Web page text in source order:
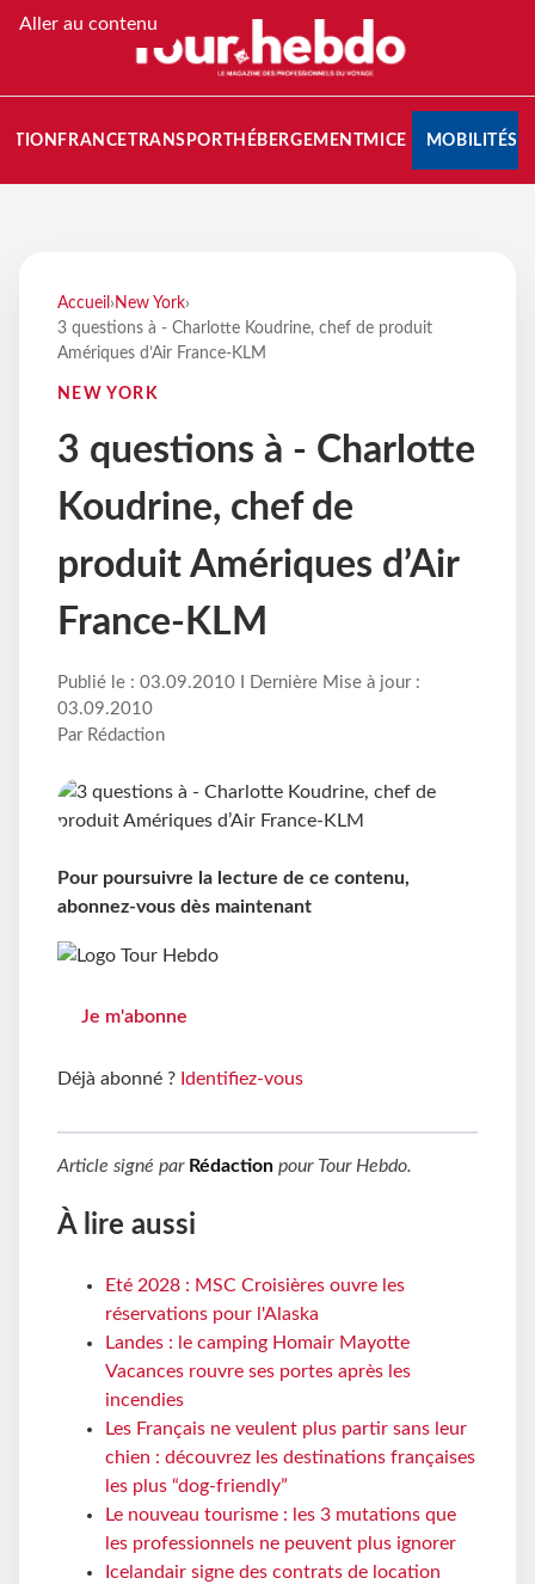
Aller au contenu
FRANCETRANSPORT HÉBERGEMENTMICE MOBILITÉS
Accueil › New York›
3 questions à - Charlotte Koudrine, chef de produit
Amériques d’Air France-KLM
NEW YORK
3 questions à - Charlotte
Koudrine, chef de
produit Amériques d’Air
France-KLM
Publié le : 03.09.2010 I Dernière Mise à jour :
03.09.2010
Par Rédaction
Pour poursuivre la lecture de ce contenu,
abonnez-vous dès maintenant
Je m'abonne
Déjà abonné ? Identifiez-vous
Article signé par Rédaction pour Tour Hebdo.
À lire aussi
Eté 2028 : MSC Croisières ouvre les
réservations pour l'Alaska
Landes : le camping Homair Mayotte
Vacances rouvre ses portes après les
incendies
Les Français ne veulent plus partir sans leur
chien : découvrez les destinations françaises
les plus “dog-friendly”
Le nouveau tourisme : les 3 mutations que
les professionnels ne peuvent plus ignorer
Icelandair signe des contrats de location